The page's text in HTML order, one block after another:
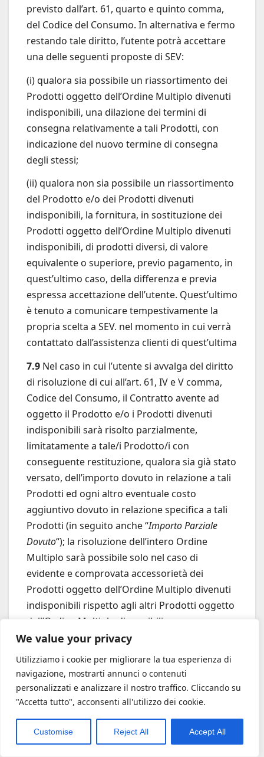
We value your privacy
Utilizziamo i cookie per migliorare la tua esperienza di
navigazione, mostrarti annunci o contenuti
personalizzati e analizzare il nostro traffico. Cliccando su
"Accetta tutto", acconsenti all'utilizzo dei cookie.
Customise Reject All Accept All
previsto dall’art. 61, quarto e quinto comma,
del Codice del Consumo. In alternativa e fermo
restando tale diritto, l’utente potrà accettare
una delle seguenti proposte di SEV:
(i) qualora sia possibile un riassortimento dei
Prodotti oggetto dell’Ordine Multiplo divenuti
indisponibili, una dilazione dei termini di
consegna relativamente a tali Prodotti, con
indicazione del nuovo termine di consegna
degli stessi;
(ii) qualora non sia possibile un riassortimento
del Prodotto e/o dei Prodotti divenuti
indisponibili, la fornitura, in sostituzione dei
Prodotti oggetto dell’Ordine Multiplo divenuti
indisponibili, di prodotti diversi, di valore
equivalente o superiore, previo pagamento, in
quest’ultimo caso, della differenza e previa
espressa accettazione dell’utente. Quest’ultimo
è tenuto a comunicare tempestivamente la
propria scelta a SEV. nel momento in cui verrà
contattato dall’assistenza clienti di quest’ultima
7.9 Nel caso in cui l’utente si avvalga del diritto
di risoluzione di cui all’art. 61, IV e V comma,
Codice del Consumo, il Contratto avente ad
oggetto il Prodotto e/o i Prodotti divenuti
indisponibili sarà risolto parzialmente,
limitatamente a tale/i Prodotto/i con
conseguente restituzione, qualora sia già stato
versato, dell’importo dovuto in relazione a tali
Prodotti ed ogni altro eventuale costo
aggiuntivo dovuto in relazione specifica a tali
Prodotti (in seguito anche “Importo Parziale
Dovuto“); la risoluzione dell’intero Ordine
Multiplo sarà possibile solo nel caso di
evidente e comprovata accessorietà dei
Prodotti oggetto dell’Ordine Multiplo divenuti
indisponibili rispetto agli altri Prodotti oggetto
dell’Ordine Multiplo disponibili.